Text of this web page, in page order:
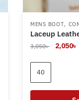
MENS BOOT,
Laceup
3,050৳
Original
2,050৳
40